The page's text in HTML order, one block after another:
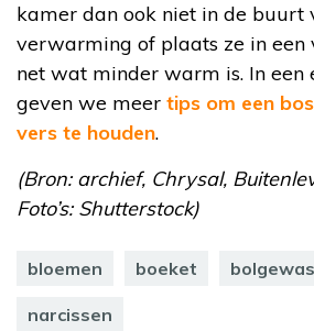
kamer dan ook niet in de buurt
verwarming of plaats ze in
net wat minder warm is. In een
geven we meer tips om een
vers te houden.
(Bron: archief, Chrysal,
Foto’s: Shutterstock)
bloemen boeket
narcissen